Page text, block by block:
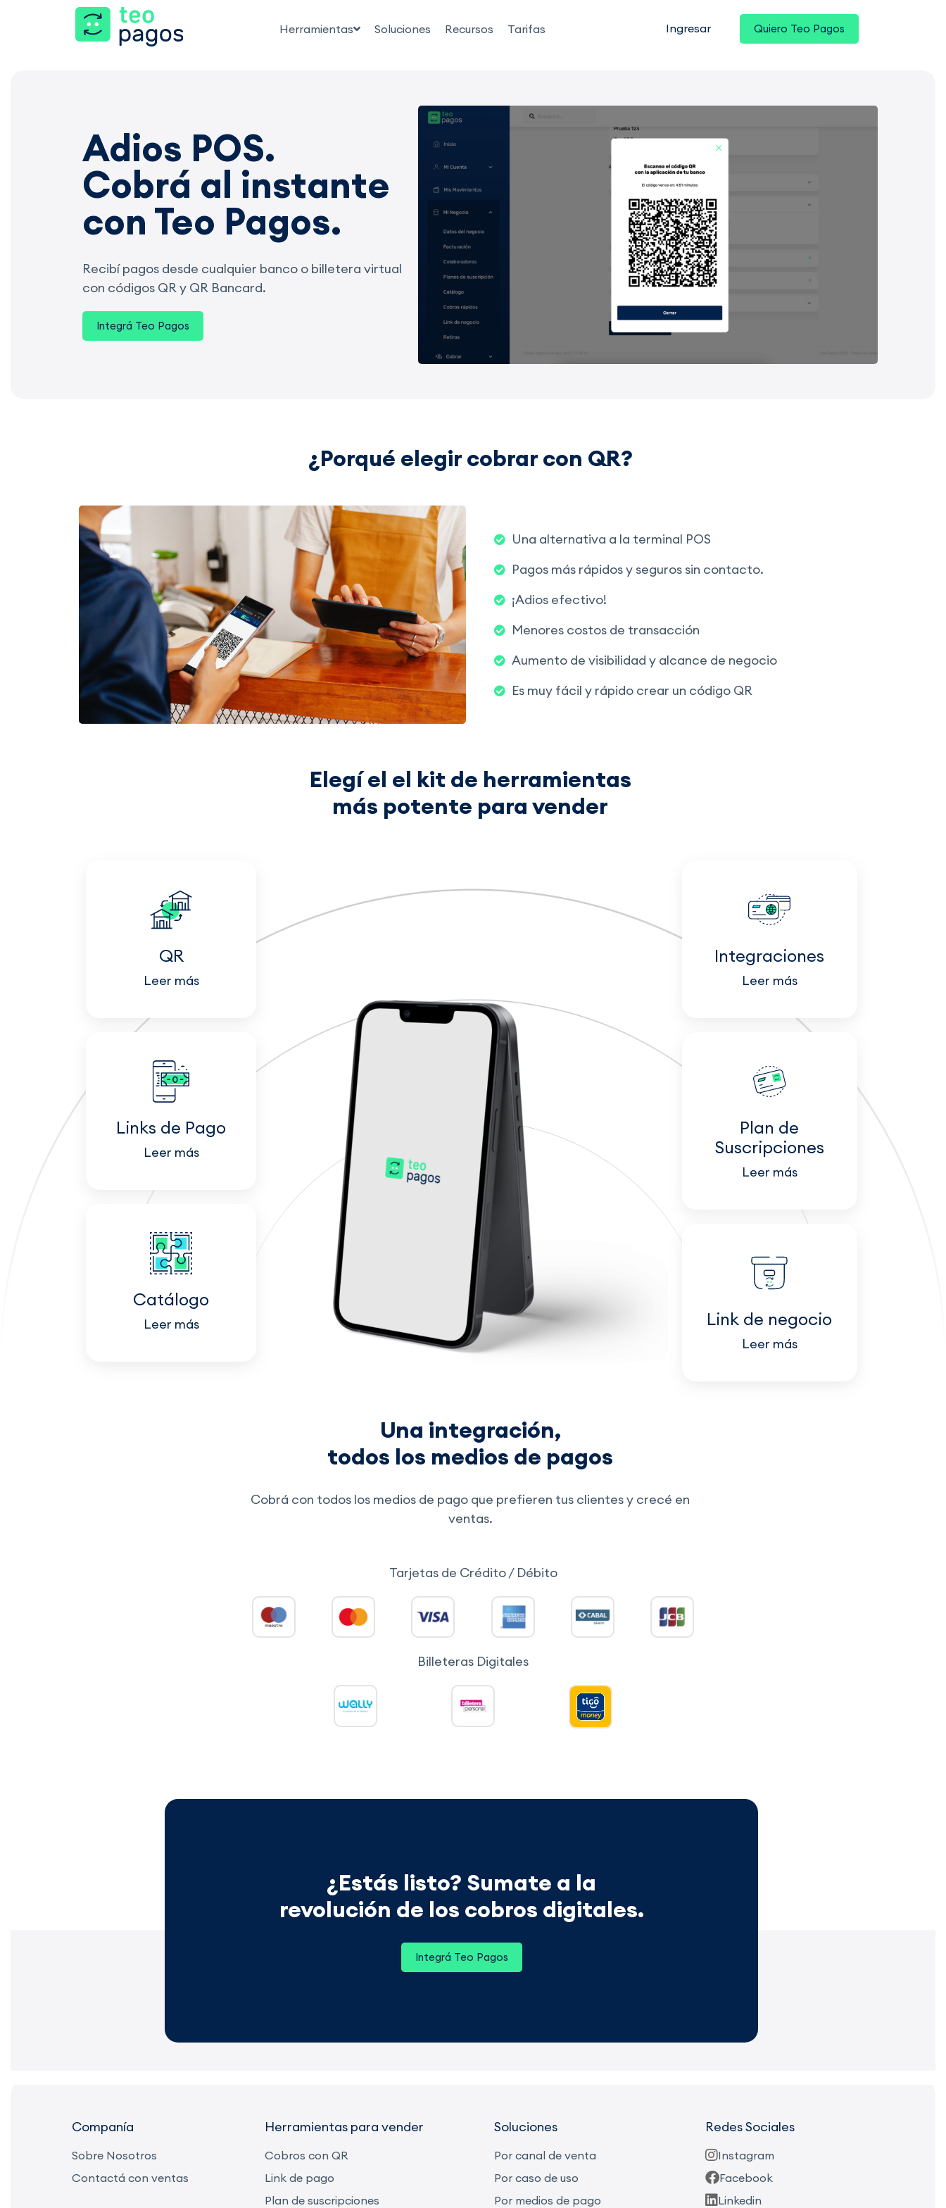
Herramientas Soluciones Recursos Tarifas Ingresar Quiero Teo Pagos
Adios POS.
Cobrá al instante
con Teo Pagos.
Recibí pagos desde cualquier banco o billetera virtual
con códigos QR y QR Bancard.
Integrá Teo Pagos
¿Porqué elegir cobrar con QR?
Una alternativa a la terminal POS
Pagos más rápidos y seguros sin contacto.
¡Adios efectivo!
Menores costos de transacción
Aumento de visibilidad y alcance de negocio
Es muy fácil y rápido crear un código QR
Elegí el el kit de herramientas
más potente para vender
QR
Leer más
Links de Pago
Leer más
Catálogo
Leer más
Integraciones
Leer más
Plan de
Suscripciones
Leer más
Link de negocio
Leer más
Una integración,
todos los medios de pagos
Cobrá con todos los medios de pago que prefieren tus clientes y crecé en
ventas.
Tarjetas de Crédito / Débito
Billeteras Digitales
¿Estás listo? Sumate a la
revolución de los cobros digitales.
Integrá Teo Pagos
Companía
Sobre Nosotros
Contactá con ventas
Herramientas para vender
Cobros con QR
Link de pago
Plan de suscripciones
Soluciones
Por canal de venta
Por caso de uso
Por medios de pago
Redes Sociales
Instagram
Facebook
Linkedin